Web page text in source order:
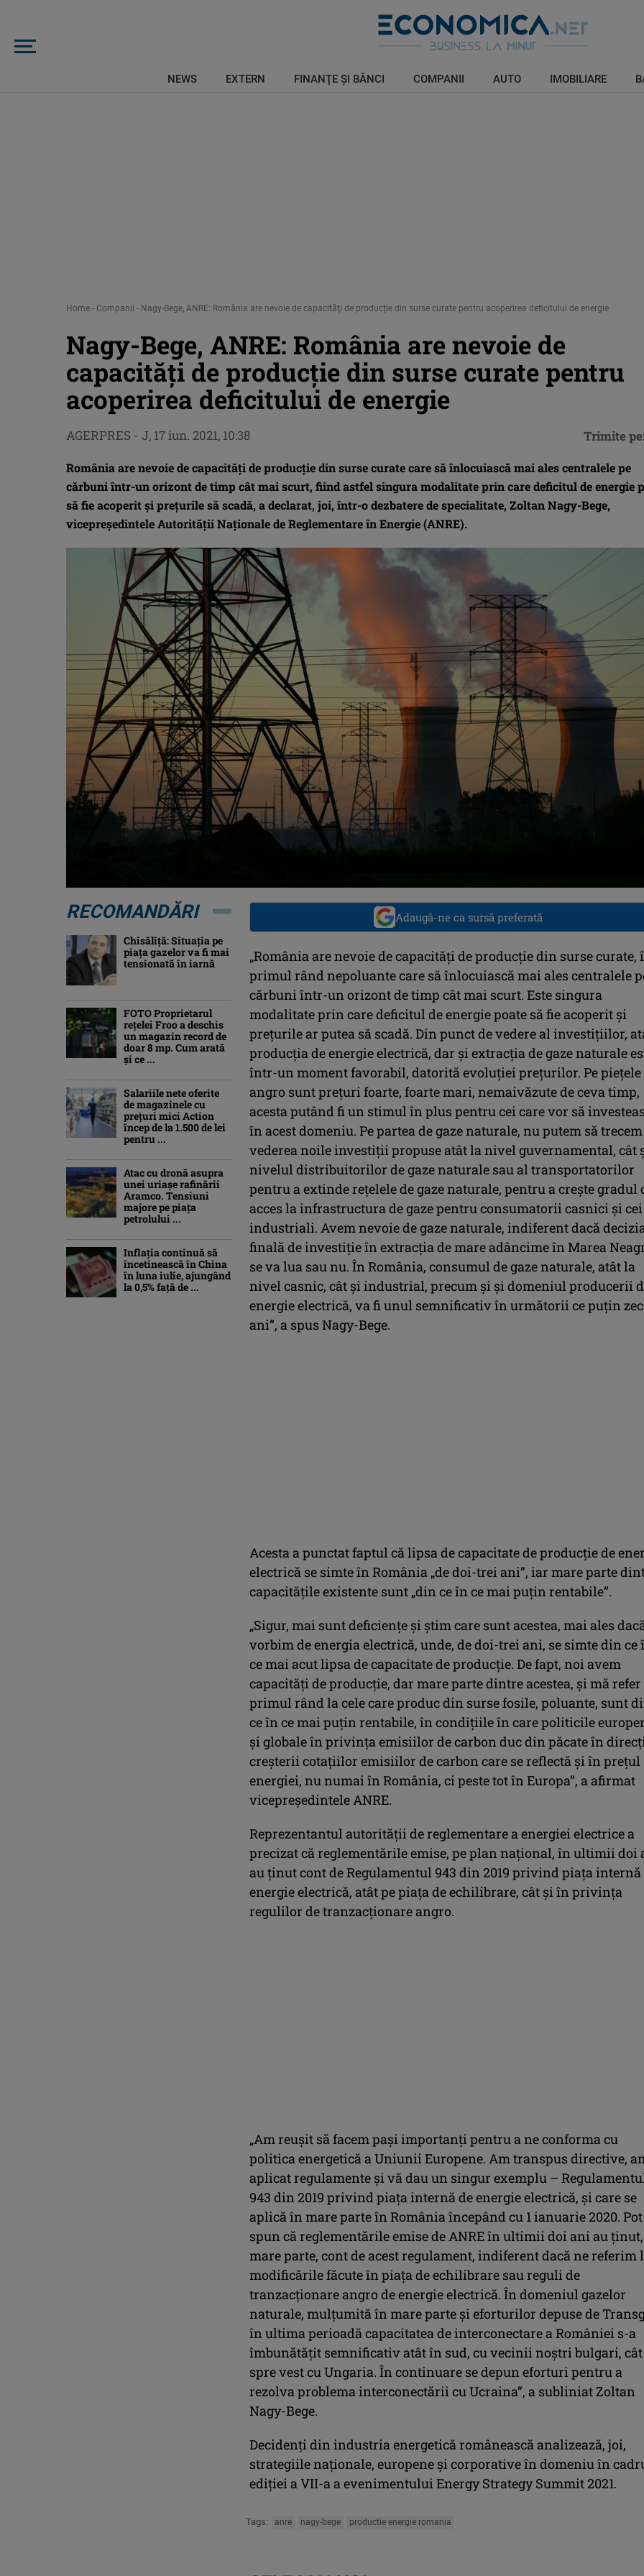
NEWS EXTERN FINANŢE ŞI BĂNCI COMPANII AUTO IMOBILIARE
Home - Companii - Nagy-Bege, ANRE: România are nevoie de capacităţi de producţie din surse curate pentru acoperirea deficitului de energie
Nagy-Bege, ANRE: România are nevoie de
capacităţi de producţie din surse curate pentru
acoperirea deficitului de energie
România are nevoie de capacităţi de producţie din surse curate care să înlocuiască mai ales centralele pe
cărbuni într-un orizont de timp cât mai scurt, fiind astfel singura modalitate prin care deficitul de energie
să fie acoperit şi preţurile să scadă, a declarat, joi, într-o dezbatere de specialitate, Zoltan Nagy-Bege,
vicepreşedintele Autorităţii Naţionale de Reglementare în Energie (ANRE).
AGERPRES - J, 17 iun. 2021, 10:38 Trimite pe:
Adaugă-ne ca sursă preferată
„România are nevoie de capacităţi de producţie din surse curate,
primul rând nepoluante care să înlocuiască mai ales centralele
cărbuni într-un orizont de timp cât mai scurt. Este singura
modalitate prin care deficitul de energie poate să fie acoperit şi
preţurile ar putea să scadă. Din punct de vedere al investiţiilor,
producţia de energie electrică, dar şi extracţia de gaze naturale
într-un moment favorabil, datorită evoluţiei preţurilor. Pe pieţele
angro sunt preţuri foarte, foarte mari, nemaivăzute de ceva timp,
acesta putând fi un stimul în plus pentru cei care vor să
în acest domeniu. Pe partea de gaze naturale, nu putem să
vederea noile investiţii propuse atât la nivel guvernamental, cât
nivelul distribuitorilor de gaze naturale sau al transportatorilor
pentru a extinde reţelele de gaze naturale, pentru a creşte gradul
acces la infrastructura de gaze pentru consumatorii casnici şi cei
industriali. Avem nevoie de gaze naturale, indiferent dacă
finală de investiţie în extracţia de mare adâncime în Marea
se va lua sau nu. În România, consumul de gaze naturale, atât la
nivel casnic, cât şi industrial, precum şi şi domeniul producerii
energie electrică, va fi unul semnificativ în următorii ce puţin
ani”, a spus Nagy-Bege.
Acesta a punctat faptul că lipsa de capacitate de producţie de
electrică se simte în România „de doi-trei ani”, iar mare parte
capacităţile existente sunt „din ce în ce mai puţin rentabile”.
„Sigur, mai sunt deficienţe şi ştim care sunt acestea, mai ales
vorbim de energia electrică, unde, de doi-trei ani, se simte din ce
ce mai acut lipsa de capacitate de producţie. De fapt, noi avem
capacităţi de producţie, dar mare parte dintre acestea, şi mă
primul rând la cele care produc din surse fosile, poluante, sunt
ce în ce mai puţin rentabile, în condiţiile în care politicile
şi globale în privinţa emisiilor de carbon duc din păcate în
creşterii cotaţiilor emisiilor de carbon care se reflectă şi în preţul
energiei, nu numai în România, ci peste tot în Europa”, a afirmat
vicepreşedintele ANRE.
Reprezentantul autorităţii de reglementare a energiei electrice a
precizat că reglementările emise, pe plan naţional, în ultimii doi
au ţinut cont de Regulamentul 943 din 2019 privind piaţa internă
energie electrică, atât pe piaţa de echilibrare, cât şi în privinţa
regulilor de tranzacţionare angro.
„Am reuşit să facem paşi importanţi pentru a ne conforma cu
politica energetică a Uniunii Europene. Am transpus directive,
aplicat regulamente şi vă dau un singur exemplu –
943 din 2019 privind piaţa internă de energie electrică, şi care se
aplică în mare parte în România începând cu 1 ianuarie 2020. Pot
spun că reglementările emise de ANRE în ultimii doi ani au
mare parte, cont de acest regulament, indiferent dacă ne referim
modificările făcute în piaţa de echilibrare sau reguli de
tranzacţionare angro de energie electrică. În domeniul gazelor
naturale, mulţumită în mare parte şi eforturilor depuse de
în ultima perioadă capacitatea de interconectare a României s-a
îmbunătăţit semnificativ atât în sud, cu vecinii noştri bulgari,
spre vest cu Ungaria. În continuare se depun eforturi pentru a
rezolva problema interconectării cu Ucraina”, a subliniat Zoltan
Nagy-Bege.
Decidenţi din industria energetică românească analizează, joi,
strategiile naţionale, europene şi corporative în domeniu în
ediţiei a VII-a a evenimentului Energy Strategy Summit 2021.
Tags: anre nagy-bege productie energie romania
RECOMANDĂRI
Chisăliţă: Situaţia pe
piaţa gazelor va fi mai
tensionată în iarnă
FOTO Proprietarul
rețelei Froo a deschis
un magazin record de
doar 8 mp. Cum arată
și ce ...
Salariile nete oferite
de magazinele cu
prețuri mici Action
încep de la 1.500 de lei
pentru ...
Atac cu dronă asupra
unei uriașe rafinării
Aramco. Tensiuni
majore pe piața
petrolului ...
Inflaţia continuă să
încetinească în China
în luna iulie, ajungând
la 0,5% faţă de ...